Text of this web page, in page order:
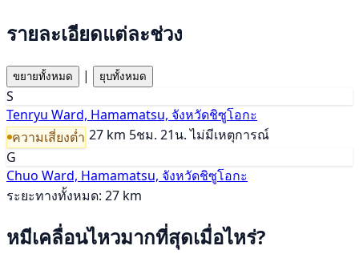
รายละเอียดแต่ละช่วง
ขยายทั้งหมด | ยุบทั้งหมด
S
Tenryu Ward, Hamamatsu, จังหวัดชิซูโอกะ
ความเสี่ยงต่ำ 27 km 5ชม. 21น. ไม่มีเหตุการณ์
G
Chuo Ward, Hamamatsu, จังหวัดชิซูโอกะ
ระยะทางทั้งหมด: 27 km
หมีเคลื่อนไหวมากที่สุดเมื่อไหร่?